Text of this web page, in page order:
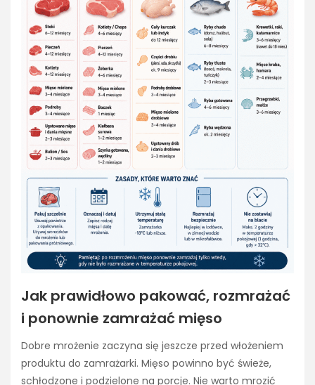
Jak prawidłowo pakować, rozmrażać
i ponownie zamrażać mięso
Dobre mrożenie zaczyna się jeszcze przed włożeniem
produktu do zamrażarki. Mięso powinno być świeże,
schłodzone i podzielone na porcje. Nie warto mrozić